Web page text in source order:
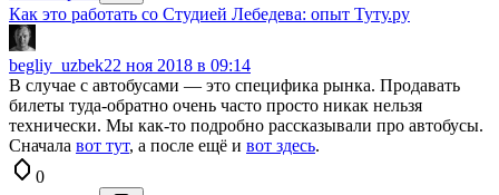
Как это работать со Студией Лебедева: опыт Туту.ру
begliy_uzbek22 ноя 2018 в 09:14
В случае с автобусами — это специфика рынка. Продавать
билеты туда-обратно очень часто просто никак нельзя
технически. Мы как-то подробно рассказывали про автобусы.
Сначала вот тут, а после ещё и вот здесь.
0